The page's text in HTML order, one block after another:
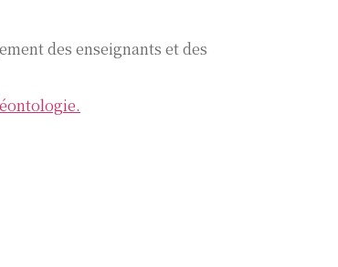
des enseignants et des